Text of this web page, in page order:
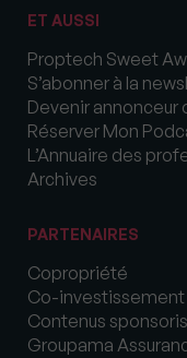
ET AUSSI
Proptech Sweet
S’abonner à la
Devenir annonceur
Réserver Mon
L’Annuaire des
Archives
PARTENAIRES
Copropriété
Co-investissement
Contenus
Groupama